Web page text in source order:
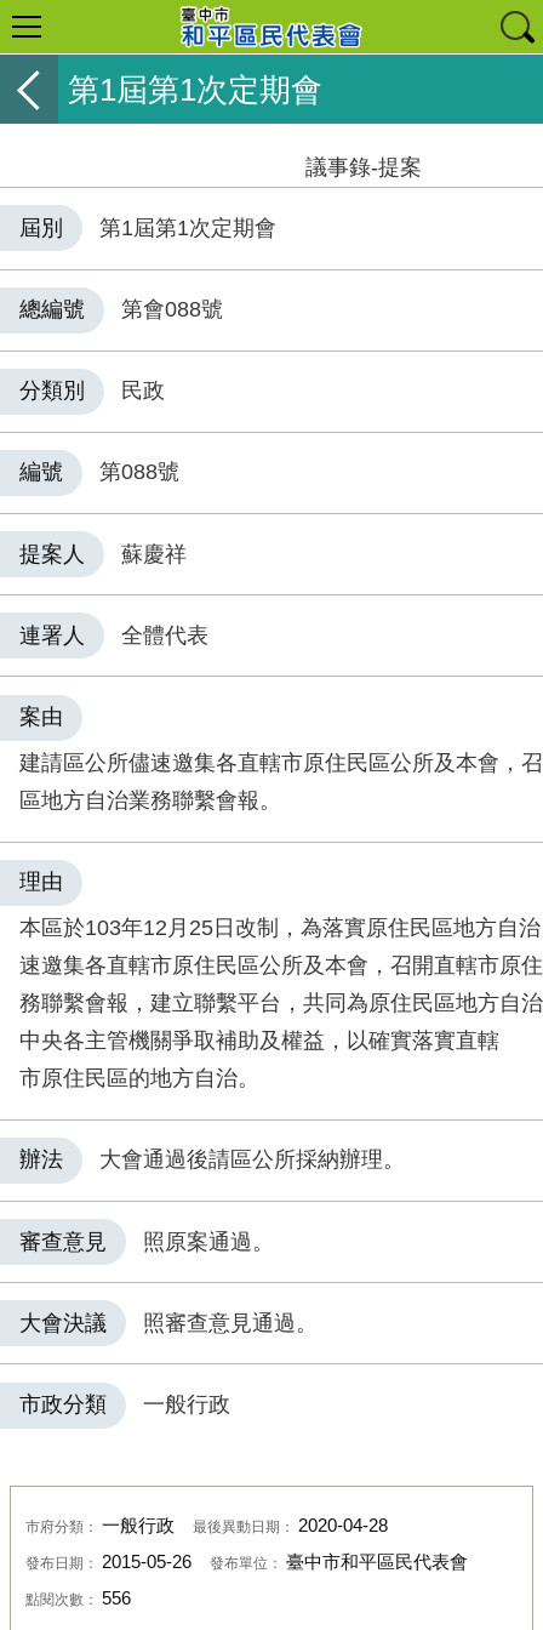
第1屆第1次定期會
議事錄-提案
屆別 第1屆第1次定期會
總編號 第會088號
分類別 民政
編號 第088號
提案人 蘇慶祥
連署人 全體代表
案由
建請區公所儘速邀集各直轄市原住民區公所及本會，
區地方自治業務聯繫會報。
理由
本區於103年12月25日改制，為落實原住民區地方自
速邀集各直轄市原住民區公所及本會，召開直轄市原
務聯繫會報，建立聯繫平台，共同為原住民區地方自
中央各主管機關爭取補助及權益，以確實落實直轄
市原住民區的地方自治。
辦法 大會通過後請區公所採納辦理。
審查意見 照原案通過。
大會決議 照審查意見通過。
市政分類 一般行政
市府分類： 一般行政 最後異動日期： 2020-04-28
發布日期： 2015-05-26 發布單位： 臺中市和平區民代表會
點閱次數： 556